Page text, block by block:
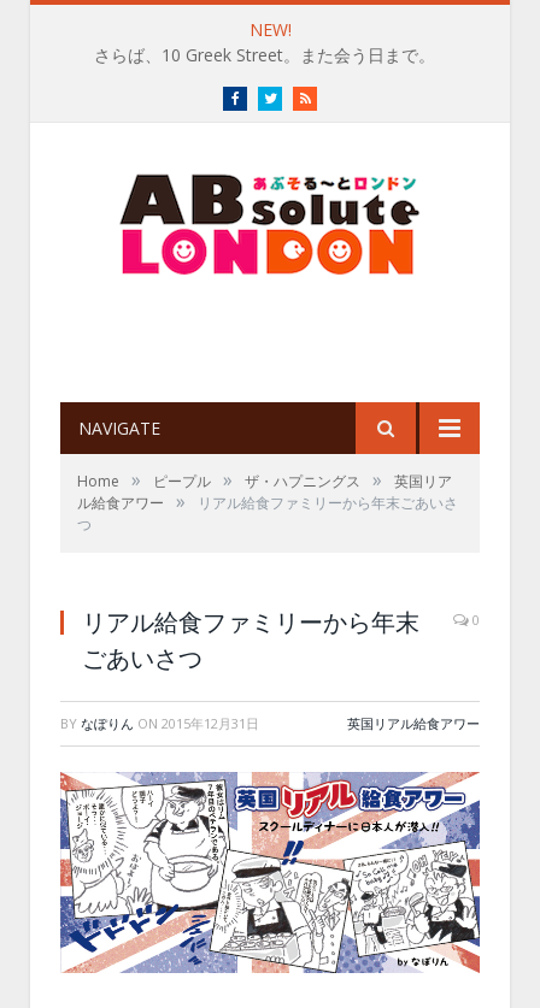
NEW!
さらば、10 Greek Street。また会う日まで。
FacebookTwitterRSS
NAVIGATE
Home » ピープル » ザ・ハプニングス »
英国リア
ル給食アワー
»
リアル給食ファミリーから年末ごあいさ
つ
リアル給食ファミリーから年末
ごあいさつ
0
BY なぽりん ON 2015年12月31日 英国リアル給食アワー